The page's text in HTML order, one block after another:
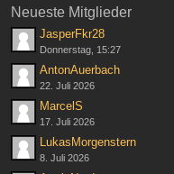
Neueste Mitglieder
JasperFkr28
Donnerstag, 15:27
AntonAuerbach
22. Juli 2026
MarcelS
17. Juli 2026
LukasMorgenstern
8. Juli 2026